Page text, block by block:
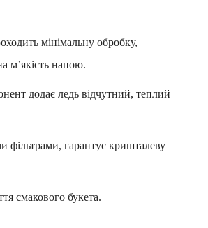
мінімальну обробку,
м’якість напою.
додає ледь відчутний, теплий
фільтрами, гарантує кришталеву
смакового букета.